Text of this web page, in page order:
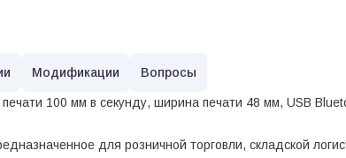
Модификации Вопросы
печати 100 мм в секунду, ширина печати 48 мм, USB
для розничной торговли, складской